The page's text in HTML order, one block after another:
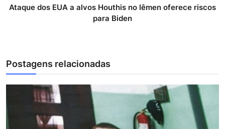
Ataque dos EUA a alvos Houthis no Iêmen oferece riscos
para Biden
Postagens relacionadas